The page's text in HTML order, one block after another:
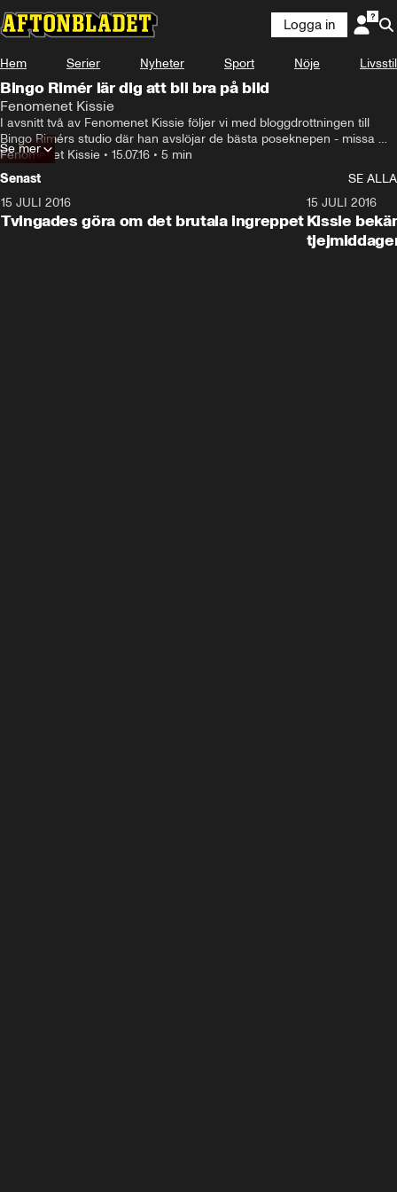
Logga in
Hem Serier Nyheter Sport Nöje Livsstil
Bingo Rimér lär dig att bli bra på bild
Fenomenet Kissie
I avsnitt två av Fenomenet Kissie följer vi med bloggdrottningen till
Bingo Rimérs studio där han avslöjar de bästa poseknepen - missa
inte!
Fenomenet Kissie • 15.07.16 • 5 min
Se mer
Senast
SE ALLA
15 JULI 2016
Tvingades göra om det brutala ingreppet
15 JULI 2016
Kissie